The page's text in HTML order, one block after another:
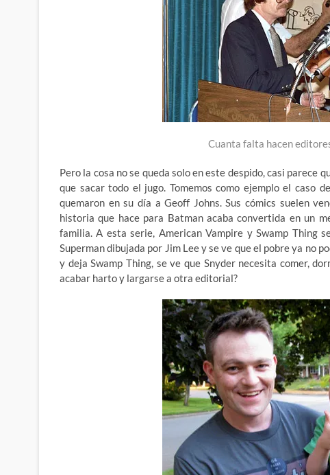
Cuanta falta hacen
Pero la cosa no se queda solo en este despido, casi parece
que sacar todo el jugo. Tomemos como ejemplo el caso
quemaron en su día a Geoff Johns. Sus cómics suelen
historia que hace para Batman acaba convertida en un
familia. A esta serie, American Vampire y Swamp Thing
Superman dibujada por Jim Lee y se ve que el pobre ya no
y deja Swamp Thing, se ve que Snyder necesita comer,
acabar harto y largarse a otra editorial?